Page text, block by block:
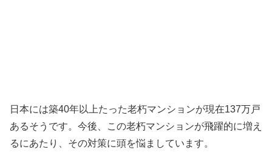
日本には築40年以上たった老朽マンションが現在137万戸
あるそうです。今後、この老朽マンションが飛躍的に増え
るにあたり、その対策に頭を悩ましています。